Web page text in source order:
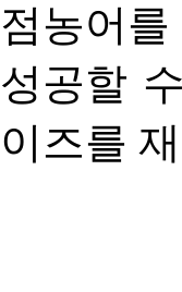
점농어
성공할
이즈를